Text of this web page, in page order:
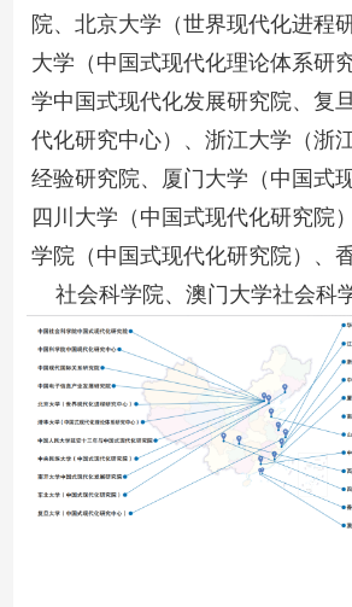
院、北京大学（世界现代化进程
大学（中国式现代化理论体系研
学中国式现代化发展研究院、复
代化研究中心）、浙江大学（浙
经验研究院、厦门大学（中国式
四川大学（中国式现代化研究院
学院（中国式现代化研究院）、
社会科学院、澳门大学社会科